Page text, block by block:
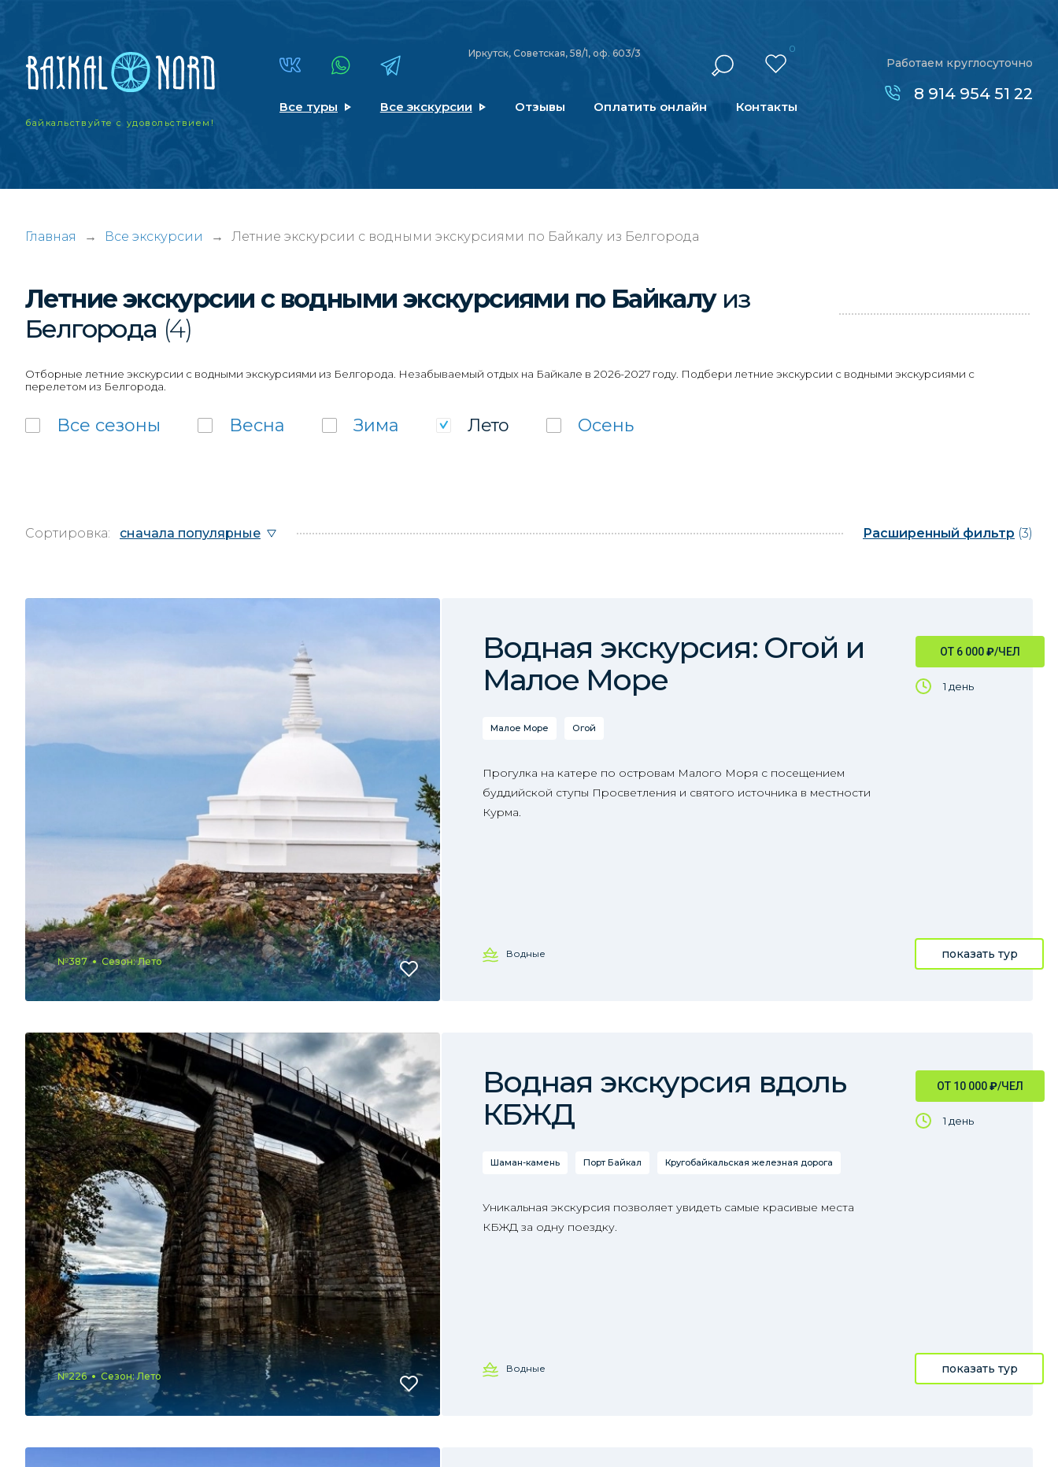
байкальствуйтес удовольствием!
Иркутск, Советская, 58/1, оф. 603/3 0
Все туры Все экскурсии Отзывы Оплатить онлайн Контакты
Работаем круглосуточно
8 914 954 51 22
Главная → Все экскурсии → Летние экскурсии с водными экскурсиями по Байкалу из Белгорода
Летние экскурсии с водными экскурсиями по Байкалу из
Белгорода (4)
Отборные летние экскурсии с водными экскурсиями из Белгорода. Незабываемый отдых на Байкале в 2026-2027 году. Подбери летние экскурсии с водными экскурсиями с
перелетом из Белгорода.
Все сезоны Весна Зима Лето Осень
Сортировка: сначала популярные Расширенный фильтр (3)
№387 Сезон: Лето
ОТ 6 000₽/ЧЕЛ
1 день
Водная экскурсия: Огой и
Малое Море
Малое Море Огой
Прогулка на катере по островам Малого Моря с посещением
буддийской ступы Просветления и святого источника в местности
Курма.
Водные показать тур
№226 Сезон: Лето
ОТ 10 000₽/ЧЕЛ
1 день
Водная экскурсия вдоль
КБЖД
Шаман-камень Порт Байкал Кругобайкальская железная дорога
Уникальная экскурсия позволяет увидеть самые красивые места
КБЖД за одну поездку.
Водные показать тур